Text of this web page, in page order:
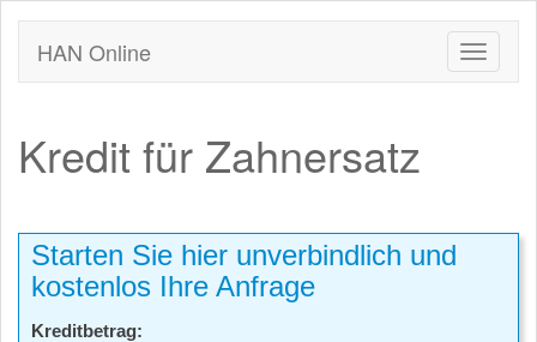
HAN Online
Kredit für Zahnersatz
Starten Sie hier unverbindlich und
kostenlos Ihre Anfrage
Kreditbetrag: